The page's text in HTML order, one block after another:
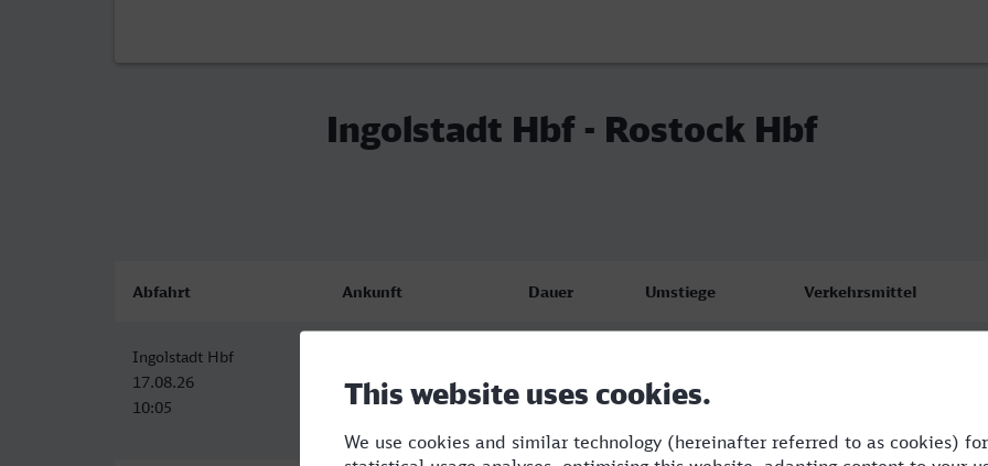
Ingolstadt Hbf - Rostock Hbf
Abfahrt Ankunft Dauer Umstiege Verkehrsmittel
Ingolstadt Hbf
17.08.26
10:05
17.08.26
16:24